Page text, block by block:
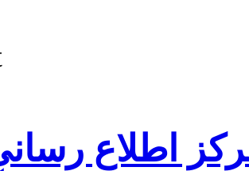
اطلاع